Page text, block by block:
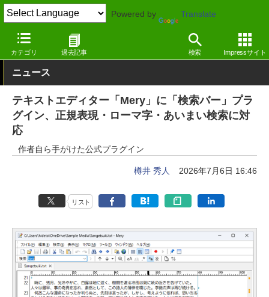
Powered by Translate
カテゴリ 過去記事 検索 Impressサイト
窓の杜 オフィス・ドキュメント テキストエディター Windows
ニュース
テキストエディター「Mery」に「検索バー」プラ
グイン、正規表現・ローマ字・あいまい検索に対
応
作者自ら手がけた公式プラグイン
樽井 秀人 2026年7月6日 16:46
リスト